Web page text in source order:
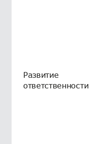
Развитие
ответственности